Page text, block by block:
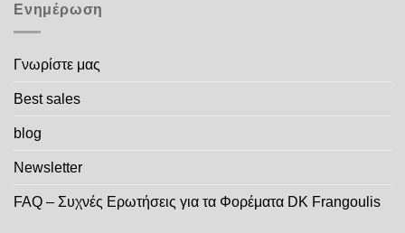
Ενημέρωση
Γνωρίστε μας
Best sales
blog
Newsletter
FAQ – Συχνές Ερωτήσεις για τα Φορέματα DK Frangoulis